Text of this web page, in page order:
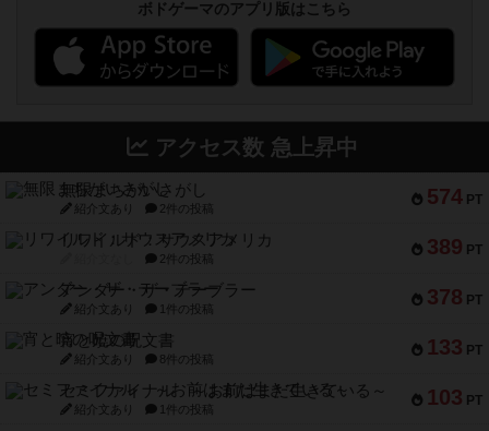
ボドゲーマのアプリ版はこちら
アクセス数 急上昇中
574 PT
無限まちがいさがし
紹介文あり 2件の投稿
389 PT
リワイルド：サウスアメリカ
2件の投稿
378 PT
アンダー・ザ・テーブラー
紹介文あり 1件の投稿
133 PT
宵と暁の呪文書
紹介文あり 8件の投稿
103 PT
セミファイナル ～お前はまだ生きている～
紹介文あり 1件の投稿